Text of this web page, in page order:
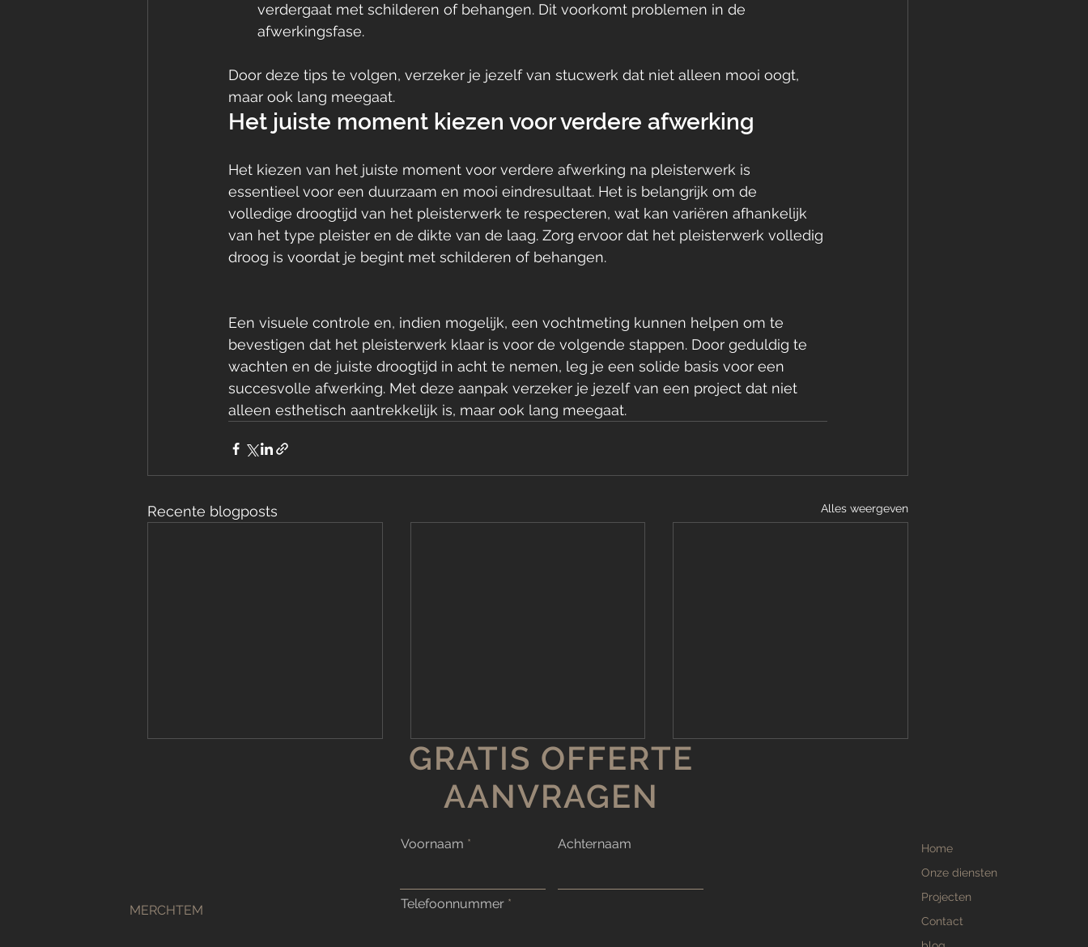
verdergaat met schilderen of behangen. Dit voorkomt problemen in de
afwerkingsfase.
Door deze tips te volgen, verzeker je jezelf van stucwerk dat niet alleen mooi oogt,
maar ook lang meegaat.
Het juiste moment kiezen voor verdere afwerking
Het kiezen van het juiste moment voor verdere afwerking na pleisterwerk is
essentieel voor een duurzaam en mooi eindresultaat. Het is belangrijk om de
volledige droogtijd van het pleisterwerk te respecteren, wat kan variëren afhankelijk
van het type pleister en de dikte van de laag. Zorg ervoor dat het pleisterwerk volledig
droog is voordat je begint met schilderen of behangen.
Een visuele controle en, indien mogelijk, een vochtmeting kunnen helpen om te
bevestigen dat het pleisterwerk klaar is voor de volgende stappen. Door geduldig te
wachten en de juiste droogtijd in acht te nemen, leg je een solide basis voor een
succesvolle afwerking. Met deze aanpak verzeker je jezelf van een project dat niet
alleen esthetisch aantrekkelijk is, maar ook lang meegaat.
Recente blogposts Alles weergeven
badkamerrenovatie: Uw
Tijd om badkamer voegen
probleem,...
MERCHTEM
GRATIS OFFERTE
AANVRAGEN
Voornaam Achternaam
Telefoonnummer
Home
Onze diensten
Projecten
Contact